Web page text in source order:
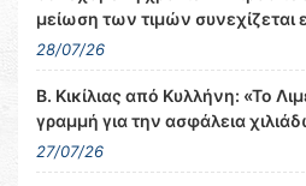
μείωση των τιμών
28/07/26
Β. Κικίλιας από Κυλλήνη: «Το
γραμμή για την ασφάλεια
27/07/26